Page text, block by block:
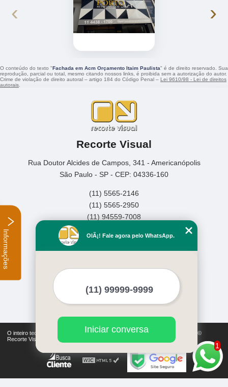
‹ ›
O conteúdo do texto "Fachada em Acm Orçamento Itaim Paulista" é de direito reservado. Sua
reprodução, parcial ou total, mesmo citando nossos links, é proibida sem a autorização do autor.
Crime de violação de direito autoral – artigo 184 do Código Penal – Lei 9610/98 - Lei de direitos
autorais
Recorte Visual
Rua Doutor Alcides de Campos, 341 - Americanópolis
São Paulo - SP - CEP: 04336-160
(11) 5565-2146
(11) 5565-2950
(11) 94559-7008
Home
Serviços
Mapa do site
Mais Serviços
O inteiro teor deste site está sujeito à proteção de direitos autorais. Copyright©
Recorte Visual (Lei 9610 de 19/02/1998)
1
OlÃ¡! Fale agora pelo WhatsApp.
Iniciar conversa
Informações